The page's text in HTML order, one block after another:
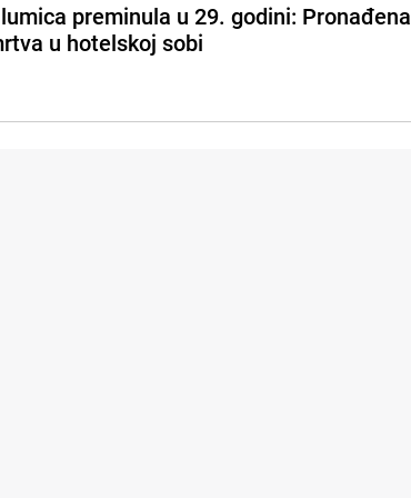
preminula u 29. godini: Pronađena
u hotelskoj sobi